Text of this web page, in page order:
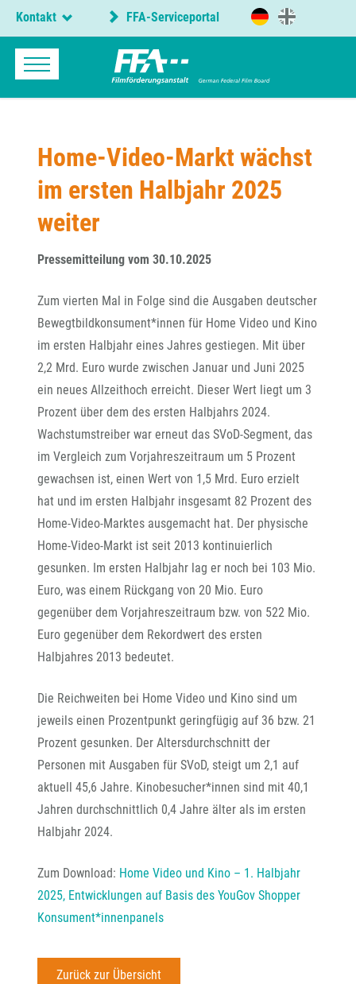
Kontakt FFA-Serviceportal
Home-Video-Markt wächst
im ersten Halbjahr 2025
weiter
Pressemitteilung vom 30.10.2025
Zum vierten Mal in Folge sind die Ausgaben deutscher
Bewegtbildkonsument*innen für Home Video und Kino
im ersten Halbjahr eines Jahres gestiegen. Mit über
2,2 Mrd. Euro wurde zwischen Januar und Juni 2025
ein neues Allzeithoch erreicht. Dieser Wert liegt um 3
Prozent über dem des ersten Halbjahrs 2024.
Wachstumstreiber war erneut das SVoD-Segment, das
im Vergleich zum Vorjahreszeitraum um 5 Prozent
gewachsen ist, einen Wert von 1,5 Mrd. Euro erzielt
hat und im ersten Halbjahr insgesamt 82 Prozent des
Home-Video-Marktes ausgemacht hat. Der physische
Home-Video-Markt ist seit 2013 kontinuierlich
gesunken. Im ersten Halbjahr lag er noch bei 103 Mio.
Euro, was einem Rückgang von 20 Mio. Euro
gegenüber dem Vorjahreszeitraum bzw. von 522 Mio.
Euro gegenüber dem Rekordwert des ersten
Halbjahres 2013 bedeutet.
Die Reichweiten bei Home Video und Kino sind um
jeweils einen Prozentpunkt geringfügig auf 36 bzw. 21
Prozent gesunken. Der Altersdurchschnitt der
Personen mit Ausgaben für SVoD, steigt um 2,1 auf
aktuell 45,6 Jahre. Kinobesucher*innen sind mit 40,1
Jahren durchschnittlich 0,4 Jahre älter als im ersten
Halbjahr 2024.
Zum Download: Home Video und Kino – 1. Halbjahr
2025, Entwicklungen auf Basis des YouGov Shopper
Konsument*innenpanels
Zurück zur Übersicht